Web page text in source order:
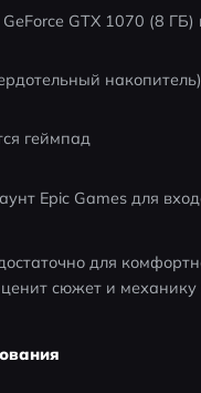
GTX 1070 (8
накопитель)
геймпад
Epic Games для
для
сюжет и